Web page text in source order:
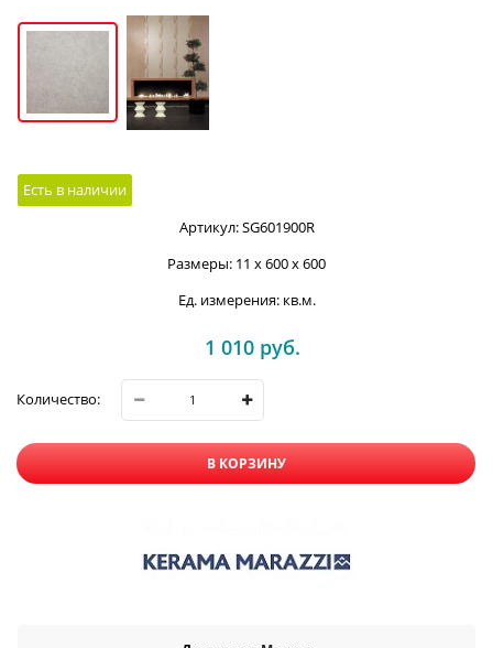
Есть в наличии
Артикул:SG601900R
Размеры: 11 x 600 x 600
Ед. измерения: кв.м.
1 010 руб.
Количество:
В КОРЗИНУ